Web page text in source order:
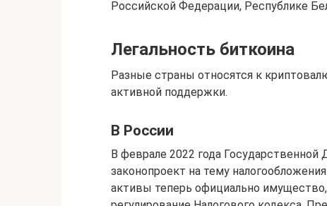
Российской Федерации, Республике
Легальность биткоина
Разные страны относятся к
активной поддержки.
В России
В феврале 2022 года
законопроект на тему
активы теперь официально